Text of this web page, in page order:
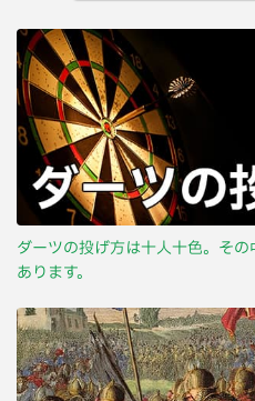
ダーツの投げ方は十人十色。そ
あります。